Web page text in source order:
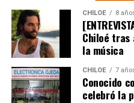
de Tomás Ross y, por si
emprendió una caminata
conseguir tal fin. Entonces,
Gómez para ponerse en el
misma realidad, el
grandes” diferencias?
CHILOE 8
Chiloé tras
la música
CHILOE 7
Conocido
celebró la